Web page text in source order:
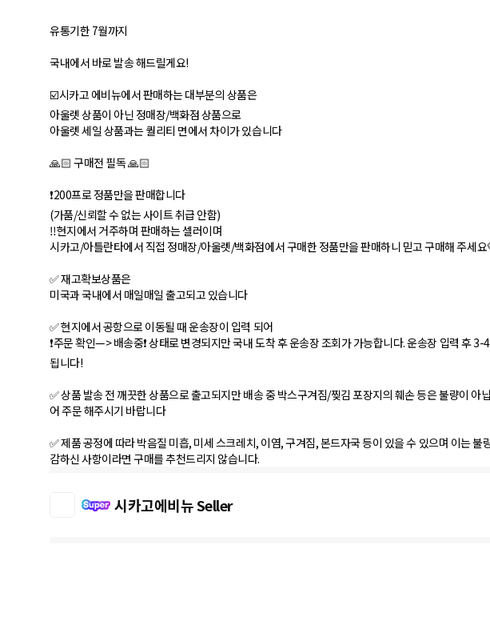
유통기한 7월까지
국내에서 바로 발송 해드릴게요!
☑️시카고 에비뉴에서 판매하는 대부분의 상품은
아울렛 상품이 아닌 정매장/백화점 상품으로
아울렛 세일 상품과는 퀄리티 면에서 차이가 있습니다
🙏🏻 구매전 필독 🙏🏻
❗️200프로 정품만을 판매합니다
(가품/신뢰할 수 없는 사이트 취급 안함)
‼️현지에서 거주하며 판매하는 셀러이며
시카고/아틀란타에서 직접 정매장/아울렛/백화점에서 구매한 정품만을 판매하니 믿고 구매해 주세요
✅ 재고확보상품은
미국과 국내에서 매일매일 출고되고 있습니다
✅ 현지에서 공항으로 이동될 때 운송장이 입력 되어
❗️주문 확인—> 배송중❗️ 상태로 변경되지만 국내 도착 후 운송장 조회가 가능합니다. 운송장 입력 후 3-
됩니다!
✅ 상품 발송 전 깨끗한 상품으로 출고되지만 배송 중 박스구겨짐/찢김 포장지의 훼손 등은 불량이 아
어 주문 해주시기 바랍니다
✅ 제품 공정에 따라 박음질 미흡, 미세 스크레치, 이염, 구겨짐, 본드자국 등이 있을 수 있으며 이는 불
감하신 사항이라면 구매를 추천드리지 않습니다.
시카고에비뉴 Seller